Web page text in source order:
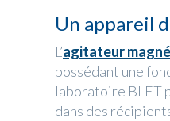
Un appareil
L’agitateur
possédant une
laboratoire BLET
dans des